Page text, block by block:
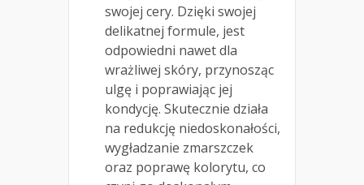
swojej cery. Dzięki swojej
delikatnej formule, jest
odpowiedni nawet dla
wrażliwej skóry, przynosząc
ulgę i poprawiając jej
kondycję. Skutecznie działa
na redukcję niedoskonałości,
wygładzanie zmarszczek
oraz poprawę kolorytu, co